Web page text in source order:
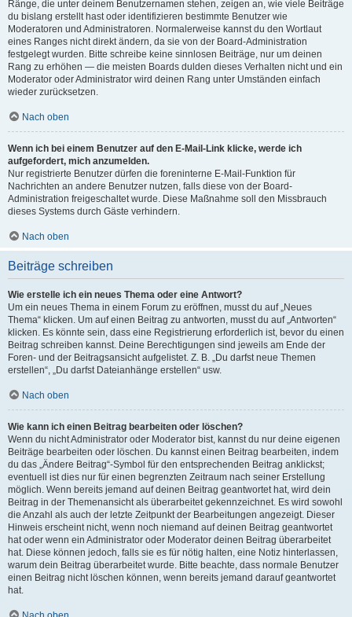
Ränge, die unter deinem Benutzernamen stehen, zeigen an, wie viele Beiträge
du bislang erstellt hast oder identifizieren bestimmte Benutzer wie
Moderatoren und Administratoren. Normalerweise kannst du den Wortlaut
eines Ranges nicht direkt ändern, da sie von der Board-Administration
festgelegt wurden. Bitte schreibe keine sinnlosen Beiträge, nur um deinen
Rang zu erhöhen — die meisten Boards dulden dieses Verhalten nicht und ein
Moderator oder Administrator wird deinen Rang unter Umständen einfach
wieder zurücksetzen.
Nach oben
Wenn ich bei einem Benutzer auf den E-Mail-Link klicke, werde ich
aufgefordert, mich anzumelden.
Nur registrierte Benutzer dürfen die foreninterne E-Mail-Funktion für
Nachrichten an andere Benutzer nutzen, falls diese von der Board-
Administration freigeschaltet wurde. Diese Maßnahme soll den Missbrauch
dieses Systems durch Gäste verhindern.
Nach oben
Beiträge schreiben
Wie erstelle ich ein neues Thema oder eine Antwort?
Um ein neues Thema in einem Forum zu eröffnen, musst du auf „Neues
Thema“ klicken. Um auf einen Beitrag zu antworten, musst du auf „Antworten“
klicken. Es könnte sein, dass eine Registrierung erforderlich ist, bevor du einen
Beitrag schreiben kannst. Deine Berechtigungen sind jeweils am Ende der
Foren- und der Beitragsansicht aufgelistet. Z. B. „Du darfst neue Themen
erstellen“, „Du darfst Dateianhänge erstellen“ usw.
Nach oben
Wie kann ich einen Beitrag bearbeiten oder löschen?
Wenn du nicht Administrator oder Moderator bist, kannst du nur deine eigenen
Beiträge bearbeiten oder löschen. Du kannst einen Beitrag bearbeiten, indem
du das „Ändere Beitrag“-Symbol für den entsprechenden Beitrag anklickst;
eventuell ist dies nur für einen begrenzten Zeitraum nach seiner Erstellung
möglich. Wenn bereits jemand auf deinen Beitrag geantwortet hat, wird dein
Beitrag in der Themenansicht als überarbeitet gekennzeichnet. Es wird sowohl
die Anzahl als auch der letzte Zeitpunkt der Bearbeitungen angezeigt. Dieser
Hinweis erscheint nicht, wenn noch niemand auf deinen Beitrag geantwortet
hat oder wenn ein Administrator oder Moderator deinen Beitrag überarbeitet
hat. Diese können jedoch, falls sie es für nötig halten, eine Notiz hinterlassen,
warum dein Beitrag überarbeitet wurde. Bitte beachte, dass normale Benutzer
einen Beitrag nicht löschen können, wenn bereits jemand darauf geantwortet
hat.